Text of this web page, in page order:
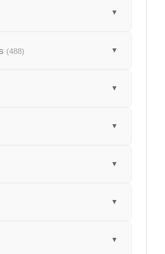
▼
(488) ▼
▼
▼
▼
▼
▼